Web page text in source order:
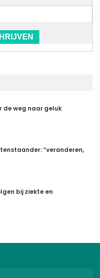
de weg naar geluk
“veranderen,
bij ziekte en